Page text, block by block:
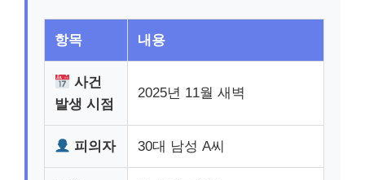
항목 내용
사건
발생 시점
2025년 11월 새벽
피의자 30대 남성 A씨